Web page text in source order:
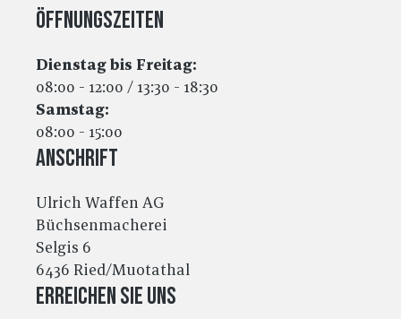
Öffnungszeiten
Dienstag bis Freitag:
08:00 - 12:00 / 13:30 - 18:30
Samstag:
08:00 - 15:00
Anschrift
Ulrich Waffen AG
Büchsenmacherei
Selgis 6
6436 Ried/Muotathal
Erreichen Sie uns